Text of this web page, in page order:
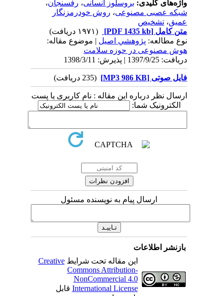
واژه‌های کلیدی:بروسلوز انسانی،رفسنجان،
شبکه عصبی مصنوعی،روش خودرمزنگار
عمیق،تشخیص
متن کامل[PDF 1435 kb]
نوع مطالعه:پژوهشي اصیل| موضوع مقاله:
هوش مصنوعی در حوزه سلامت
دریافت: 1397/9/25 | پذیرش: 1398/3/11
فایل صوتی [MP3 986 KB] (235 دریافت)
ارسال نظر درباره این مقاله : نام کاربری یا پست
الکترونیک شما:
ارسال پیام به نویسنده مسئول
بازنشر اطلاعات
این مقاله تحت شرایطCreative
Commons Attribution-
NonCommercial 4.0
International Licenseقابل